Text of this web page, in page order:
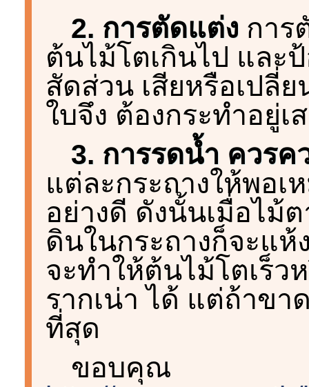
2. การตัดแต่ง การ
ต้นไม้โตเกินไป และ
สัดส่วน เสียหรือเปลี่
ใบจึง ต้องกระทำอยู่เ
3. การรดน้ำ ควร
แต่ละกระถางให้พอเ
อย่างดี ดังนั้นเมื่อไม้
ดินในกระถางก็จะแห้
จะทำให้ต้นไม้โตเร็ว
รากเน่า ได้ แต่ถ้าขา
ที่สุด
ขอบคุณ